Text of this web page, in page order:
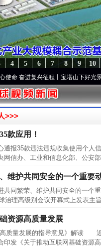
10
9
8
7
6
5
4
复兴征程丨宝塔山下好光景..·[视频]
>>>
款应用！
通报35款违法违规收集使用个
网信办、工业和信息化部、公安
维护共同安全的一个重要
同繁荣、维护共同安全的一
治理高级别会议开幕式上发表主
资源高质量发展
量发展的指导意见》解读 近
印发《关于推动互联网基础资源